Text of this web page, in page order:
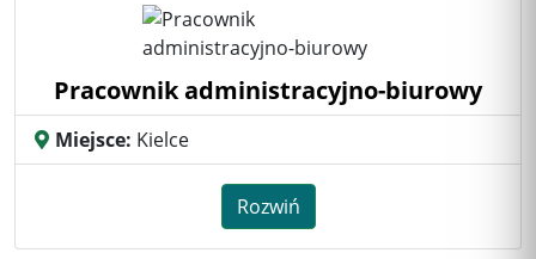
Pracownik administracyjno-biurowy
Miejsce: Kielce
Rozwiń